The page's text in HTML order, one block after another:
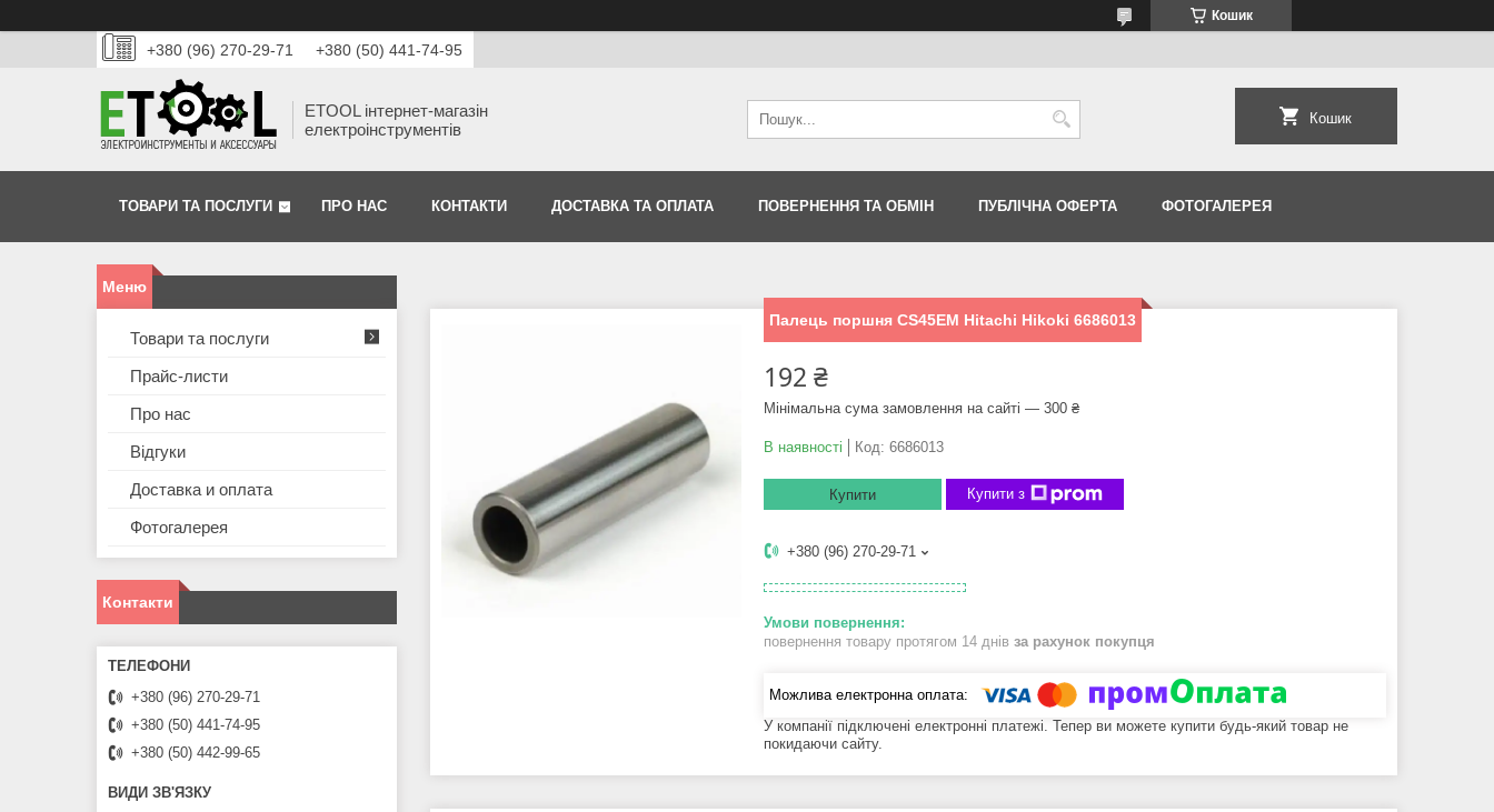
Кошик
+380 (96) 270-29-71 +380 (50) 441-74-95
ETOOL інтернет-магазін
електроінструментів
Кошик
ТОВАРИ ТА ПОСЛУГИ ПРО НАС КОНТАКТИ ДОСТАВКА ТА ОПЛАТА ПОВЕРНЕННЯ ТА ОБМІН ПУБЛІЧНА ОФЕРТА ФОТОГАЛЕРЕЯ
Палець поршня CS45ЕМ Hitachi Hikoki 6686013
192 ₴
Мінімальна сума замовлення на сайті — 300 ₴
В наявності Код: 6686013
Купити Купити з
+380 (96) 270-29-71
повернення товару протягом 14 днів за рахунок покупця
У компанії підключені електронні платежі. Тепер ви можете купити будь-який товар не
покидаючи сайту.
Товари та послуги
Прайс-листи
Про нас
Відгуки
Доставка и оплата
Фотогалерея
Контакти
+380 (96) 270-29-71
+380 (50) 441-74-95
+380 (50) 442-99-65